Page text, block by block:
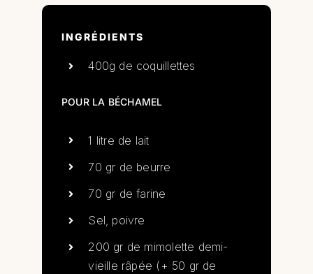
INGRÉDIENTS
400g de coquillettes
POUR LA BÉCHAMEL
1 litre de lait
70 gr de beurre
70 gr de farine
Sel, poivre
200 gr de mimolette demi-
vieille râpée (+ 50 gr de